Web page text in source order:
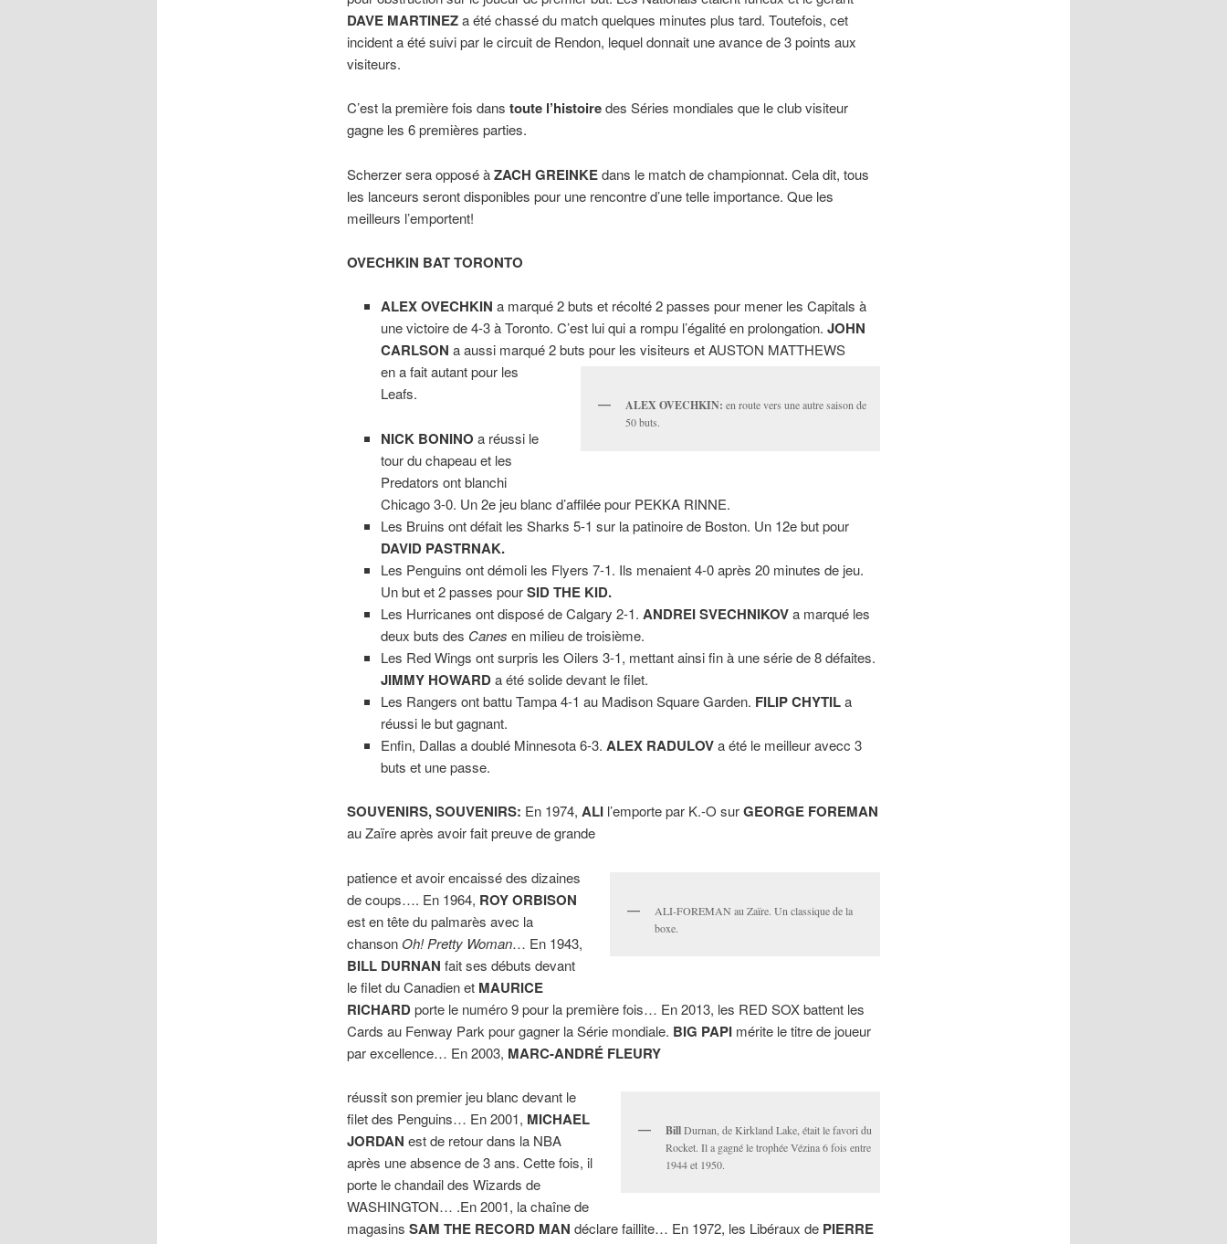
DAVE MARTINEZa été chassé du match quelques minutes plus tard. Toutefois, cet
incident a été suivi par le circuit de Rendon, lequel donnait une avance de 3 points aux
visiteurs.
C’est la première fois dans toute l’histoiredes Séries mondiales que le club visiteur
gagne les 6 premières parties.
Scherzer sera opposé àZACH GREINKEdans le match de championnat. Cela dit, tous
les lanceurs seront disponibles pour une rencontre d’une telle importance. Que les
meilleurs l’emportent!
OVECHKIN BAT TORONTO
ALEX OVECHKIN a marqué 2 buts et récolté 2 passes pour mener les Capitals à
une victoire de 4-3 à Toronto. C’est lui qui a rompu l’égalité en prolongation.JOHN
CARLSON a aussi marqué 2 buts pour les visiteurs et AUSTON MATTHEWS
ALEX OVECHKIN: en route vers une autre saison de
50 buts.
en a fait autant pour les
Leafs.
NICK BONINO a réussi le
tour du chapeau et les
Predators ont blanchi
Chicago 3-0. Un 2e jeu blanc d’affilée pour PEKKA RINNE.
Les Bruins ont défait les Sharks 5-1 sur la patinoire de Boston. Un 12e but pour
DAVID PASTRNAK.
Les Penguins ont démoli les Flyers 7-1. Ils menaient 4-0 après 20 minutes de jeu.
Un but et 2 passes pourSID THE KID.
Les Hurricanes ont disposé de Calgary 2-1. ANDREI SVECHNIKOVa marqué les
deux buts des Canes en milieu de troisième.
Les Red Wings ont surpris les Oilers 3-1, mettant ainsi fin à une série de 8 défaites.
JIMMY HOWARDa été solide devant le filet.
Les Rangers ont battu Tampa 4-1 au Madison Square Garden. FILIPCHYTILa
réussi le but gagnant.
Enfin, Dallas a doublé Minnesota 6-3. ALEX RADULOVa été le meilleur avecc 3
buts et une passe.
SOUVENIRS, SOUVENIRS: En 1974, ALIl’emporte par K.-O surGEORGE FOREMAN
au Zaïre après avoir fait preuve de grande
ALI-FOREMAN au Zaïre. Un classique de la
boxe.
patience et avoir encaissé des dizaines
de coups…. En 1964, ROY ORBISON
est en tête du palmarès avec la
chanson Oh! Pretty Woman… En 1943,
BILL DURNAN fait ses débuts devant
le filet du Canadien et MAURICE
RICHARDporte le numéro 9 pour la première fois… En 2013, les RED SOX battent les
Cards au Fenway Park pour gagner la Série mondiale. BIG PAPImérite le titre de joueur
par excellence… En 2003, MARC-ANDRÉ FLEURY
BillDurnan, de Kirkland Lake, était le favori du
Rocket. Il a gagné le trophée Vézina 6 fois entre
1944 et 1950.
réussit son premier jeu blanc devant le
filet des Penguins… En 2001, MICHAEL
JORDAN est de retour dans la NBA
après une absence de 3 ans. Cette fois, il
porte le chandail des Wizards de
WASHINGTON… .En 2001, la chaîne de
magasins SAM THE RECORD MAN déclare faillite… En 1972, les Libéraux de PIERRE